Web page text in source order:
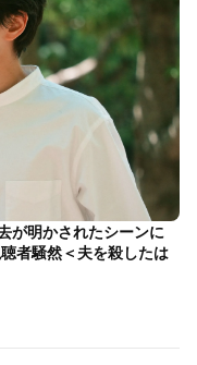
が明かされたシーンに
者騒然＜夫を殺したは